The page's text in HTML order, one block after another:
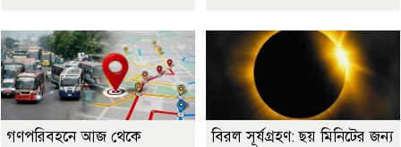
গণপরিবহনে আজ থেকে
বিরল সূর্যগ্রহণ: ছয় মিনিটের জন্য